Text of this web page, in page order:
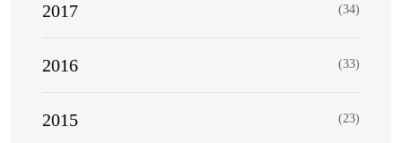
2017 (34)
2016 (33)
2015 (23)